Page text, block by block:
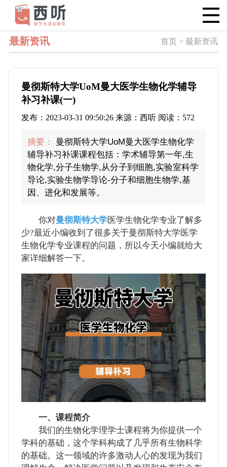
最新资讯 首页 > 最新资讯
曼彻斯特大学UoM曼大医学生物化学辅导
补习补课(一)
发布：2023-03-31 09:50:26 来源：西听 阅读：572
摘要：
曼彻斯特大学UoM曼大医学生物化学
辅导补习补课课程包括：学术辅导第一年,生
物化学,分子生物学,从分子到细胞,实验室科学
导论,实验生物学导论-分子和细胞生物学,基
因、进化和发展等。
你对曼彻斯特大学医学生物化学专业了解多
少?最近小编收到了很多关于曼彻斯特大学医学
生物化学专业课程的问题，所以今天小编就给大
家详细解答一下。
一、课程简介
我们的生物化学理学士课程将为你提供一个
学科的基础，这个学科构成了几乎所有生物科学
的基础。这一领域的许多激动人心的发现为我们